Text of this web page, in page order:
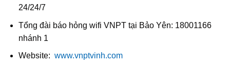
24/24/7
Tổng đài báo hỏng wifi VNPT tại Bảo Yên: 18001166
nhánh 1
Website: www.vnptvinh.com